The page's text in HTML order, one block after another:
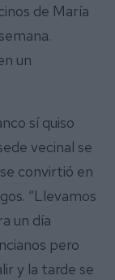
de María
un
sí quiso
vecinal se
convirtió en
“Llevamos
un día
pero
y la tarde se